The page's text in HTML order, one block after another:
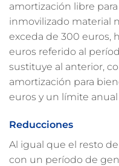
amortización libre
inmovilizado material
exceda de 300 euros,
euros referido al
sustituye al anterior,
amortización para
euros y un límite anual
Reducciones
Al igual que el resto
con un período de